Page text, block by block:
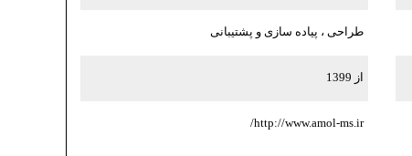
طراحی ، پیاده سازی و پشتیبانی
از 1399
http://www.amol-ms.ir/